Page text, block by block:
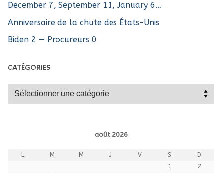
December 7, September 11, January 6…
Anniversaire de la chute des États-Unis
Biden 2 — Procureurs 0
CATÉGORIES
Catégories
août 2026
L M M J V S
D
1
2